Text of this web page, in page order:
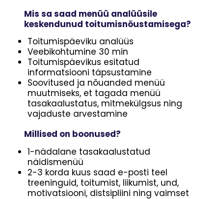
Mis sa saad menüü analüüsile
keskendunud toitumisnõustamisega?
Toitumispäeviku analüüs
Veebikohtumine 30 min
Toitumispäevikus esitatud
informatsiooni täpsustamine
Soovitused ja nõuanded menüü
muutmiseks, et tagada menüü
tasakaalustatus, mitmekülgsus ning
vajaduste arvestamine
Millised on boonused?
1-nädalane tasakaalustatud
näidismenüü
2-3 korda kuus saad e-posti teel
treeninguid, toitumist, liikumist, und,
motivatsiooni, distsipliini ning vaimset